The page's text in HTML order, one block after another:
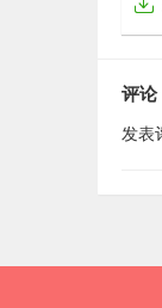
评论
发表